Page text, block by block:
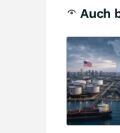
Auch